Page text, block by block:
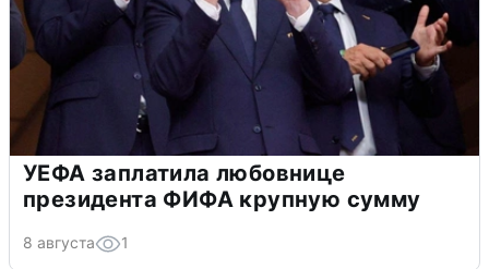
УЕФА заплатила любовнице
президента ФИФА крупную сумму
8 августа 1